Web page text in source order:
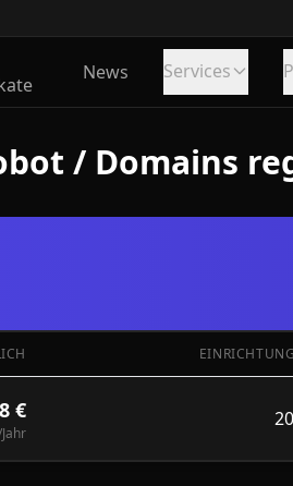
News Services
/ Domains
€